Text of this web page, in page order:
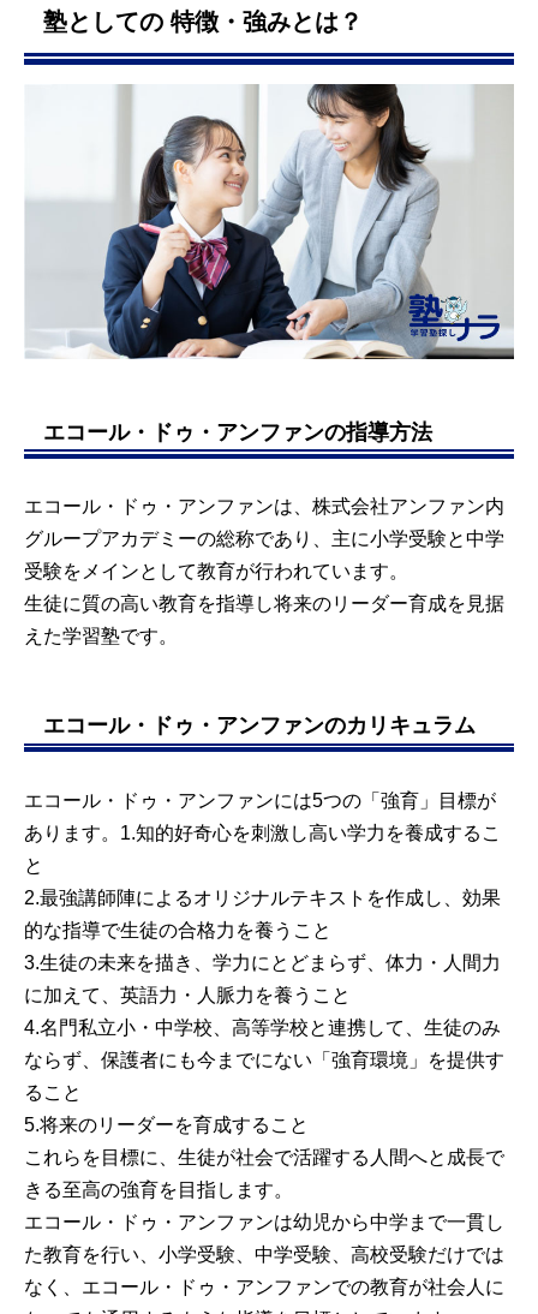
塾としての 特徴・強みとは？
エコール・ドゥ・アンファンの指導方法
エコール・ドゥ・アンファンは、株式会社アンファン内
グループアカデミーの総称であり、主に小学受験と中学
受験をメインとして教育が行われています。
生徒に質の高い教育を指導し将来のリーダー育成を見据
えた学習塾です。
エコール・ドゥ・アンファンのカリキュラム
エコール・ドゥ・アンファンには5つの「強育」目標が
あります。1.知的好奇心を刺激し高い学力を養成するこ
と
2.最強講師陣によるオリジナルテキストを作成し、効果
的な指導で生徒の合格力を養うこと
3.生徒の未来を描き、学力にとどまらず、体力・人間力
に加えて、英語力・人脈力を養うこと
4.名門私立小・中学校、高等学校と連携して、生徒のみ
ならず、保護者にも今までにない「強育環境」を提供す
ること
5.将来のリーダーを育成すること
これらを目標に、生徒が社会で活躍する人間へと成長で
きる至高の強育を目指します。
エコール・ドゥ・アンファンは幼児から中学まで一貫し
た教育を行い、小学受験、中学受験、高校受験だけでは
なく、エコール・ドゥ・アンファンでの教育が社会人に